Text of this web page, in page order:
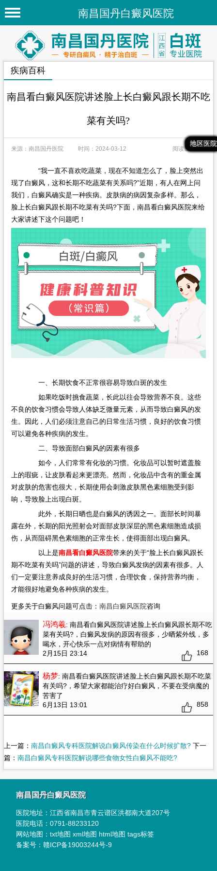
南昌国丹白癜风医院
首页
医院简介
医院新闻
专家团队
白癜风常识
白癜风人群
白癜风部位
地区医院
在线问诊
最新文章
热门文章
推荐文章
地区医院
疾病百科
南昌看白癜风医院讲述脸上长白癜风跟长期不吃
菜有关吗?
来源：南昌国丹医院 时间：2024-03-12 阅读量：115
“我一直不喜欢吃蔬菜，现在不知道怎么了，脸上突然出
现了白癜风，这和长期不吃蔬菜有关系吗?”近期，有人在网上问
我们，白癜风确实是一种疾病。皮肤病的病因复杂多样。那么，
脸上长白癜风跟长期不吃菜有关吗?下面，南昌看白癜风医院来给
大家讲述下这个问题吧！
一、长期饮食不正常很容易导致白斑的发生
如果吃饭时挑食蔬菜，长此以往会导致营养不良。这些
不良的饮食习惯会导致人体缺乏微量元素，从而导致白癜风的发
生。因此，人们必须注意自己的日常生活习惯，良好的饮食习惯
可以避免各种疾病的发生。
二、导致面部白癜风的因素有很多
如今，人们常常有化妆的习惯。化妆品可以暂时遮盖脸
上的瑕疵，让皮肤看起来更漂亮。然而，化妆品中含有的重金属
对皮肤的危害也很大，长期使用会刺激皮肤黑色素细胞受到影
响，导致脸上出现白斑。
此外，长期日晒也是白癜风的诱因之一。面部长时间暴
露在外，长期的阳光照射会对面部皮肤深层的黑色素细胞造成损
伤，从而阻碍黑色素细胞的正常生长，使得面部出现白癜风。
以上是南昌看白癜风医院带来的关于“脸上长白癜风跟长
期不吃菜有关吗”问题的讲述，导致白癜风发病的因素有很多。人
们一定要注意养成良好的生活习惯，合理饮食，保持营养均衡，
才能很好地避免各种疾病的发生。
更多关于白癜风问题可点击： 南昌白癜风医院咨询
冯鸿羲: 南昌看白癜风医院讲述脸上长白癜风跟长期不吃
菜有关吗?，白癜风发病的原因有很多，少晒紫外线，多
喝水，开心快乐一点对病情有帮助的
2月15日 23:14
168
杨梦: 南昌看白癜风医院讲述脸上长白癜风跟长期不吃菜
有关吗?，希望大家都能治疗好白癜风，不要在受病魔的
苦害了
6月13日 13:01
858
上一篇： 南昌白癜风专科医院解说白癜风传染在什么时候扩散?下一
篇： 南昌白癜风专科医院解说哪些食物女性白癜风不能吃?
南昌国丹白癜风医院
医院地址：江西省南昌市青云谱区洪都南大道207号
医院电话：0791-88233120
网站地图：txt地图 xml地图 html地图 tags标签
备案号：赣ICP备19003244号-9